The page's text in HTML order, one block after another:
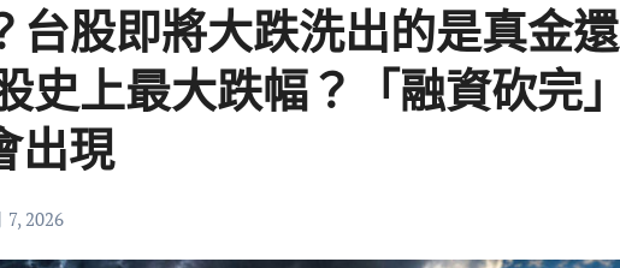
台股即將大跌洗出的是真金還
史上最大跌幅？「融資砍完」
出現
7, 2026